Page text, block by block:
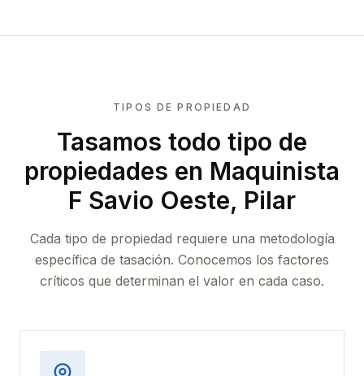
TIPOS DE PROPIEDAD
Tasamos todo tipo de
propiedades en Maquinista
F Savio Oeste, Pilar
Cada tipo de propiedad requiere una metodología
específica de tasación. Conocemos los factores
críticos que determinan el valor en cada caso.